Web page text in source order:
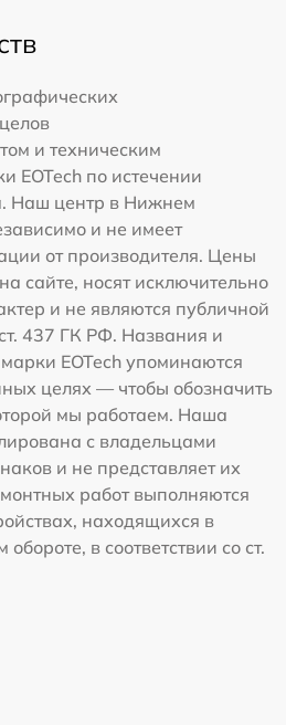
и техническим
EOTech по истечении
Наш центр в Нижнем
и не имеет
от производителя. Цены
сайте, носят исключительно
и не являются публичной
437 ГК РФ. Названия и
EOTech упоминаются
целях — чтобы обозначить
мы работаем. Наша
с владельцами
и не представляет их
работ выполняются
находящихся в
в соответствии со ст.